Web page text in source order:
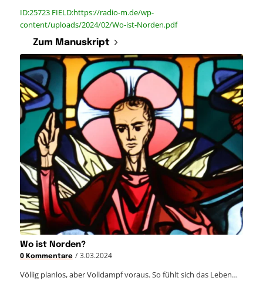
ID:25723 FIELD:https://radio-m.de/wp-
content/uploads/2024/02/Wo-ist-Norden.pdf
Zum Manuskript
Wo ist Norden?
0 Kommentare / 3.03.2024
Völlig planlos, aber Volldampf voraus. So fühlt sich das Leben…